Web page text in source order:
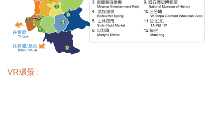
VR環景 :